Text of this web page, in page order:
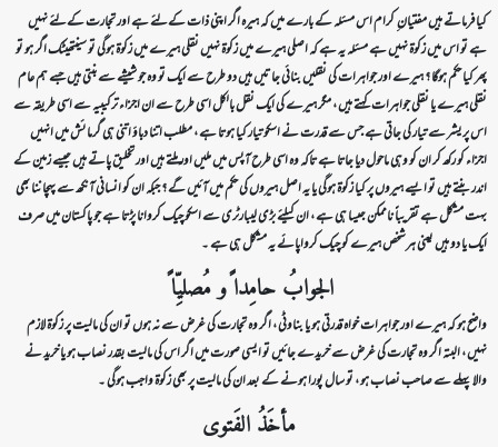
کیا فرماتے ہیں مفتیان ِ کرام اس مسئلہ کے بارے میں کہ ہیرہ اگر اپنی ذات کےلئے ہے اور تجارت کےلئے نہیں
ہے تو اس میں زکوۃ نہیں ہے مسئلہ یہ ہے کہ اصلی ہیرے میں زکوۃ نہیں نقلی ہیرے میں زکوۃ ہوگی تو سینتھیٹک اگر ہو تو
پھر کیا حکم ہوگا ؟ ہیرے اور جواہرات کی نقلیں بنائی جا تیں ہیں دو طرح سے ایک تو وہ جو شیشے سے بنتی ہیں جسے ہم عام
نقلی ہیرے یا نقلی جواہرات کہتے ہیں ، مگر ہیرے کی ایک نقل بالکل اسی طرح سے ان اجزاء ترکیبیہ سے اسی طریقہ سے
اس پریشر سے تیار کی جاتی ہے جس سے قدرت نے اسکو تیار کیا ہوتا ہے ، مطلب اتنا دباؤ اتنی ہی گرمائش میں انہیں
اجزاء کو رکھ کر ان کو وہی ماحول دیا جاتا ہے تاکہ وہ اسی طرح آپس میں ملیں اور ملتے ہیں اور تخلیق پاتے ہیں جیسے زمین کے
اندر بنتے ہیں تو ایسے ہیروں پر کیا زکوۃ ہوگی یا یہ اصل ہیروں کی حکم میں آئیں گے ؟ جبکہ ان کو انسانی آنکھ سے پہچاننا بھی
بہت مشکل ہے تقریباً ناممکن جیسا ہی ہے ، ان کیلئے بڑی لیبارٹری سے اسکو چیک کروانا پڑتا ہے جو پاکستان میں صرف
ایک یا دو ہیں یعنی ہر شخص ہیرے کو چیک کرواپائے یہ مشکل ہی ہے ۔
الجوابُ حامِدا ًو مُصلیِّا ً
واضح ہو کہ ہیرے اور جواہرات خواہ قدرتی ہو یا بناوٹی ، اگر وہ تجارت کی غرض سے نہ ہوں تو ان کی مالیت پر زکوۃ لازم
نہیں ، البتہ اگر وہ تجارت کی غرض سے خریدے جائیں تو ایسی صورت میں اگر اس کی مالیت بقدر نصاب ہو یا خرید نے
والا پہلے سے صاحب نصاب ہو ، تو سال پورا ہونے کے بعد ان کی مالیت پر بھی زکوۃ واجب ہوگی ۔
مأخَذُ الفَتوی